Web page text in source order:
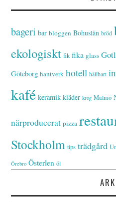
bageri bar bloggen Bohuslän bröd
ekologiskt fik fika glass
Göteborg hantverk hotell hållbart
kafé keramik kläder krog Malmö
närproducerat pizza
Stockholm tips trädgård
Örebro Österlen öl